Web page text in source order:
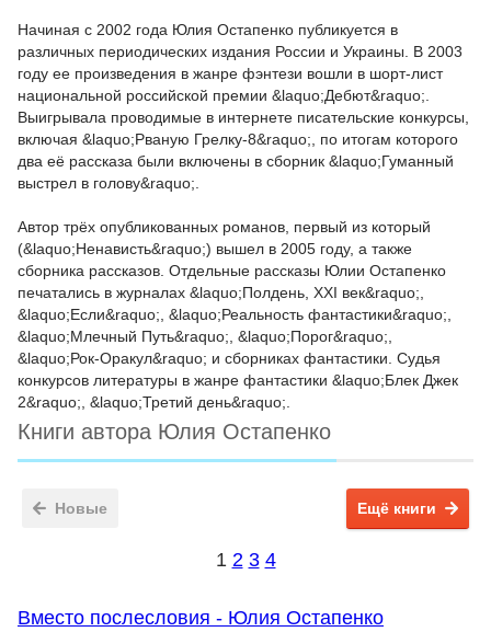
Начиная с 2002 года Юлия Остапенко публикуется в
различных периодических издания России и Украины. В 2003
году ее произведения в жанре фэнтези вошли в шорт-лист
национальной российской премии &laquo;Дебют&raquo;.
Выигрывала проводимые в интернете писательские конкурсы,
включая &laquo;Рваную Грелку-8&raquo;, по итогам которого
два её рассказа были включены в сборник &laquo;Гуманный
выстрел в голову&raquo;.
Автор трёх опубликованных романов, первый из который
(&laquo;Ненависть&raquo;) вышел в 2005 году, а также
сборника рассказов. Отдельные рассказы Юлии Остапенко
печатались в журналах &laquo;Полдень, ХХI век&raquo;,
&laquo;Если&raquo;, &laquo;Реальность фантастики&raquo;,
&laquo;Млечный Путь&raquo;, &laquo;Порог&raquo;,
&laquo;Рок-Оракул&raquo; и сборниках фантастики. Судья
конкурсов литературы в жанре фантастики &laquo;Блек Джек
2&raquo;, &laquo;Третий день&raquo;.
Книги автора Юлия Остапенко
Новые Ещё книги
1 2 3 4
Вместо послесловия - Юлия Остапенко